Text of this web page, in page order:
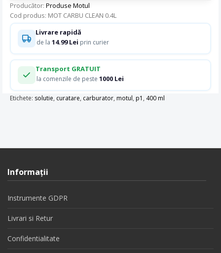
Producător: Produse Motul
Cod produs: MOT CARBU CLEAN 0.4L
Livrare rapidă
de la 14.99 Lei prin curier
Transport GRATUIT
la comenzile de peste 1000 Lei
Etichete: solutie, curatare, carburator, motul, p1 , 400 ml
Informaţii
Instrumente GDPR
Livrari si Retur
Confidentialitate